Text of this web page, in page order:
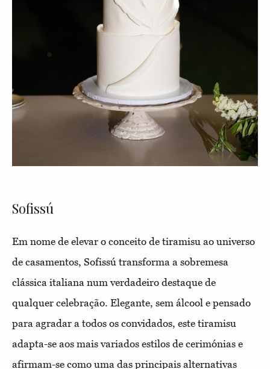
Sofissú
Em nome de elevar o conceito de tiramisu ao universo
de casamentos, Sofissú transforma a sobremesa
clássica italiana num verdadeiro destaque de
qualquer celebração. Elegante, sem álcool e pensado
para agradar a todos os convidados, este tiramisu
adapta-se aos mais variados estilos de cerimónias e
afirmam-se como uma das principais alternativas